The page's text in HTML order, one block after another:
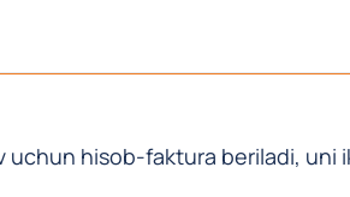
hisob-faktura beriladi, uni